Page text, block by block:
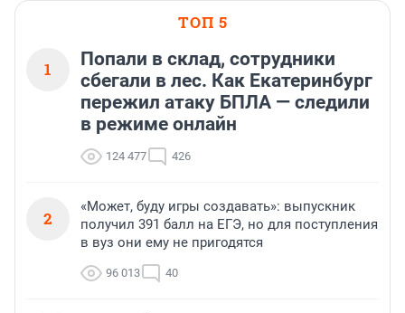
ТОП 5
1
Попали в склад, сотрудники
сбегали в лес. Как Екатеринбург
пережил атаку БПЛА — следили
в режиме онлайн
124 477 426
2
«Может, буду игры создавать»: выпускник
получил 391 балл на ЕГЭ, но для поступления
в вуз они ему не пригодятся
96 013 40